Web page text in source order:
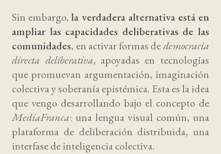
Sin embargo,la verdadera alternativa está en
ampliar las capacidades deliberativas de las
comunidades, en activar formas dedemocracia
directa deliberativa, apoyadas en tecnologías
que promuevan argumentación, imaginación
colectiva y soberanía epistémica. Esta es la idea
que vengo desarrollando bajo el concepto de
MediaFranca: una lengua visual común, una
plataforma de deliberación distribuida, una
interfase de inteligencia colectiva.